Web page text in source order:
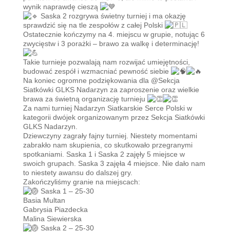
wynik naprawdę cieszą
Saska 2 rozgrywa świetny turniej i ma okazję
sprawdzić się na tle zespołów z całej Polski
Ostatecznie kończymy na 4. miejscu w grupie, notując 6
zwycięstw i 3 porażki – brawo za walkę i determinację!
Takie turnieje pozwalają nam rozwijać umiejętności,
budować zespół i wzmacniać pewność siebie
Na koniec ogromne podziękowania dla @Sekcja
Siatkówki GLKS Nadarzyn za zaproszenie oraz wielkie
brawa za świetną organizację turnieju
Za nami turniej Nadarzyn Siatkarskie Serce Polski w
kategorii dwójek organizowanym przez Sekcja Siatkówki
GLKS Nadarzyn.
Dziewczyny zagrały fajny turniej. Niestety momentami
zabrakło nam skupienia, co skutkowało przegranymi
spotkaniami. Saska 1 i Saska 2 zajęły 5 miejsce w
swoich grupach. Saska 3 zajęła 4 miejsce. Nie dało nam
to niestety awansu do dalszej gry.
Zakończyliśmy granie na miejscach:
Saska 1 – 25-30
Basia Multan
Gabrysia Piazdecka
Malina Siewierska
Saska 2 – 25-30